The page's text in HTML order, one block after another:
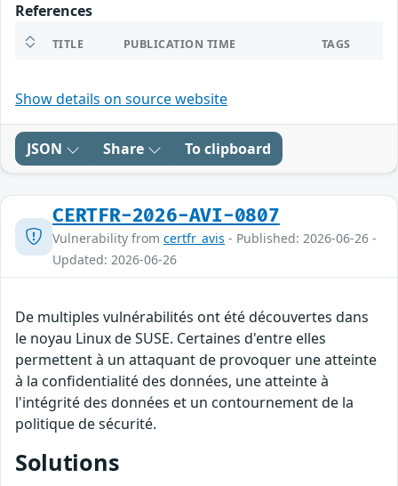
References
TITLE PUBLICATION TIME TAGS
Show details on source website
JSON Share To clipboard
CERTFR-2026-AVI-0807
Vulnerability from certfr_avis - Published: 2026-06-26 -
Updated: 2026-06-26
De multiples vulnérabilités ont été découvertes dans
le noyau Linux de SUSE. Certaines d'entre elles
permettent à un attaquant de provoquer une atteinte
à la confidentialité des données, une atteinte à
l'intégrité des données et un contournement de la
politique de sécurité.
Solutions